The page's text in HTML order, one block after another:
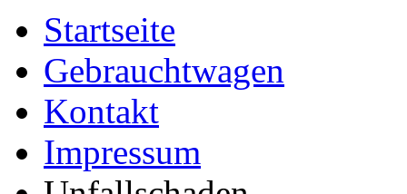
Startseite
Gebrauchtwagen
Kontakt
Impressum